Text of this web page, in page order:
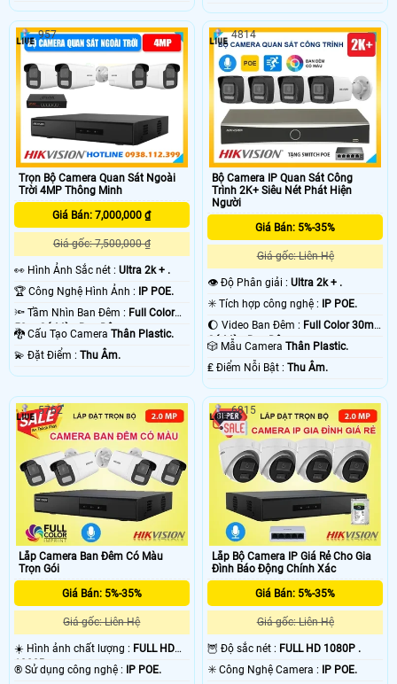
Trọn Bộ Camera Quan Sát Ngoài
Trời 4MP Thông Minh
Giá Bán: 7,000,000 ₫
Giá gốc: 7,500,000 ₫
️👀 Hình Ảnh Sắc nét : Ultra 2k + .
🏆 Công Nghệ Hình Ảnh :
IP POE.
🔦 Tầm Nhìn Ban Đêm : Full Color
50m Có Màu Ban Ðêm.
🐉️ Cấu Tạo Camera Thân Plastic.
️💫 Đặt Điểm : Thu Âm.
957
Bộ Camera IP Quan Sát Công
Trình 2K+ Siêu Nét Phát Hiện
Người
Giá Bán: 5%-35%
Giá gốc: Liên Hệ
👁 Độ Phân giải :Ultra 2k + .
✳️ Tích hợp công nghệ :
IP POE.
🌔 Video Ban Đêm : Full Color 30m
Có Màu Ban Ðêm.
🎲 Mẫu CameraThân Plastic.
️₤ Điểm Nỗi Bật :Thu Âm.
4814
Lắp Camera Ban Đêm Có Màu
Trọn Gói
Giá Bán: 5%-35%
Giá gốc: Liên Hệ
☀️ Hình ảnh chất lượng : FULL HD
1080P .
®️ Sử dụng công nghệ :
IP POE.
5762
Lắp Bộ Camera IP Giá Rẻ Cho Gia
Đình Báo Động Chính Xác
Giá Bán: 5%-35%
Giá gốc: Liên Hệ
🦉 Độ sắc nét : FULL HD 1080P .
✳️ Công Nghệ Camera :
IP POE.
6815